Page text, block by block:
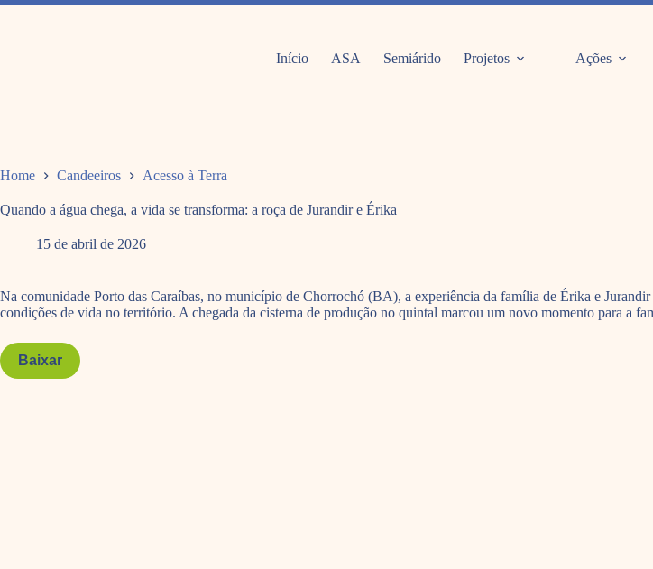
Pular
Início ASA Semiárido Projetos Ações
Home Candeeiros Acesso à Terra
Quando a água chega, a vida se transforma: a roça de Jurandir e Érika
15 de abril de 2026
Na comunidade Porto das Caraíbas, no município de Chorrochó (BA), a experiência da família de Érika e
condições de vida no território. A chegada da cisterna de produção no quintal marcou um novo momento para a
Baixar